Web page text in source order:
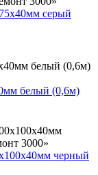
серый
белый (0,6м)
черный